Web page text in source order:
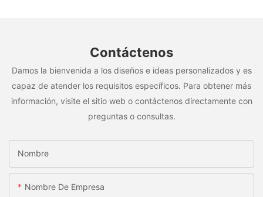
Contáctenos
Damos la bienvenida a los diseños e ideas personalizados y es
capaz de atender los requisitos específicos. Para obtener más
información, visite el sitio web o contáctenos directamente con
preguntas o consultas.
Nombre
Nombre De Empresa